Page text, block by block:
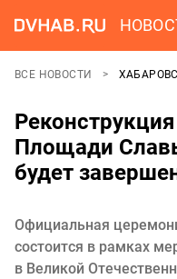
ВСЕ НОВОСТИ
Площади
будет
Официальная
состоится в рамках
в Великой